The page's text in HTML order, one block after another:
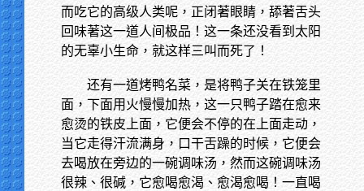
而吃它的高级人类呢，正闭著眼睛，舔著舌头
回味著这一道人间极品！这一条还没看到太阳
的无辜小生命，就这样三叫而死了！
还有一道烤鸭名菜，是将鸭子关在铁笼里
面，下面用火慢慢加热，这一只鸭子踏在愈来
愈烫的铁皮上面，它便会不停的在上面走动，
当它走得汗流满身，口干舌躁的时候，它便会
去喝放在旁边的一碗调味汤，然而这碗调味汤
很辣、很碱，它愈喝愈渴、愈渴愈喝！一直喝